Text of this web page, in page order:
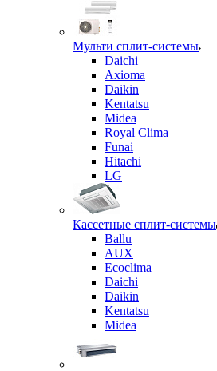
Мульти сплит-системы
Daichi
Axioma
Daikin
Kentatsu
Midea
Royal Clima
Funai
Hitachi
LG
Кассетные сплит-системы
Ballu
AUX
Ecoclima
Daichi
Daikin
Kentatsu
Midea